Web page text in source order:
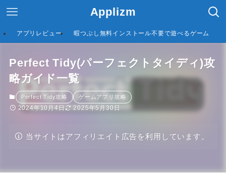
Applizm
アプリレビュー 暇つぶし無料インストール不要で遊べるゲーム
Perfect Tidy(パーフェクトタイディ)攻
略ガイド一覧
Perfect Tidy攻略 ゲームアプリ攻略
2024年10月4日 2025年5月30日
当サイトはアフィリエイト広告を利用しています。